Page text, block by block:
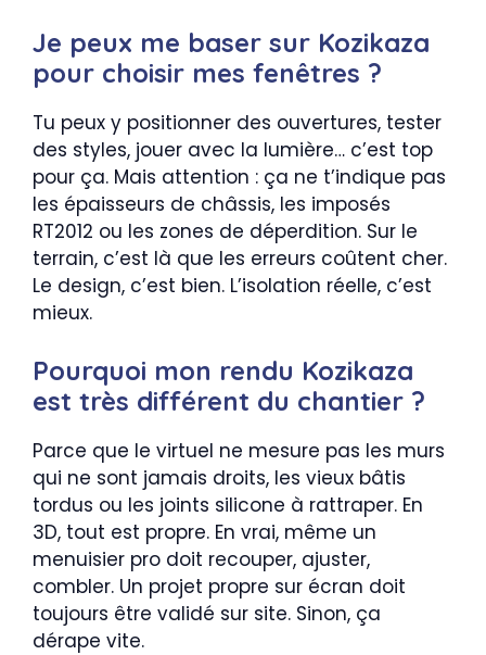
Je peux me baser sur Kozikaza
pour choisir mes fenêtres ?
Tu peux y positionner des ouvertures, tester
des styles, jouer avec la lumière… c’est top
pour ça. Mais attention : ça ne t’indique pas
les épaisseurs de châssis, les imposés
RT2012 ou les zones de déperdition. Sur le
terrain, c’est là que les erreurs coûtent cher.
Le design, c’est bien. L’isolation réelle, c’est
mieux.
Pourquoi mon rendu Kozikaza
est très différent du chantier ?
Parce que le virtuel ne mesure pas les murs
qui ne sont jamais droits, les vieux bâtis
tordus ou les joints silicone à rattraper. En
3D, tout est propre. En vrai, même un
menuisier pro doit recouper, ajuster,
combler. Un projet propre sur écran doit
toujours être validé sur site. Sinon, ça
dérape vite.